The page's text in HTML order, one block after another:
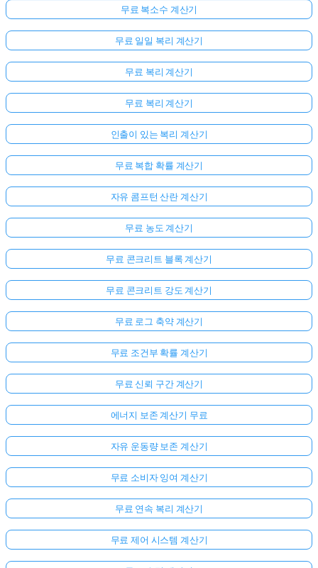
무료 복소수 계산기
무료 일일 복리 계산기
무료 복리 계산기
무료 복리 계산기
인출이 있는 복리 계산기
무료 복합 확률 계산기
자유 콤프턴 산란 계산기
무료 농도 계산기
무료 콘크리트 블록 계산기
무료 콘크리트 강도 계산기
무료 로그 축약 계산기
무료 조건부 확률 계산기
무료 신뢰 구간 계산기
에너지 보존 계산기 무료
자유 운동량 보존 계산기
무료 소비자 잉여 계산기
무료 연속 복리 계산기
무료 제어 시스템 계산기